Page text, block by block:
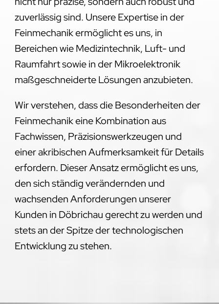
zuverlässig sind. Unsere Expertise in der
Feinmechanik ermöglicht es uns, in
Bereichen wie Medizintechnik, Luft- und
Raumfahrt sowie in der Mikroelektronik
maßgeschneiderte Lösungen anzubieten.
Wir verstehen, dass die Besonderheiten der
Feinmechanik eine Kombination aus
Fachwissen, Präzisionswerkzeugen und
einer akribischen Aufmerksamkeit für Details
erfordern. Dieser Ansatz ermöglicht es uns,
den sich ständig verändernden und
wachsenden Anforderungen unserer
Kunden in Döbrichau gerecht zu werden und
stets an der Spitze der technologischen
Entwicklung zu stehen.